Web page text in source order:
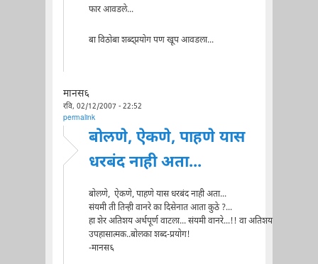
फार आवडले...
बा विठोबा शब्द्प्रयोग पण खूप आवडला...
मानस६
रवि, 02/12/2007 - 22:52
permalink
बोलणे, ऐकणे, पाहणे यास
धरबंद नाही अता...
बोलणे, ऐकणे, पाहणे यास धरबंद नाही अता...
संयमी ती तिन्ही वानरे का दिसेनात आता कुठे ?...
हा शेर अतिशय अर्थपूर्ण वाटला... संयमी वानरे...!! वा अतिशय
उपहासात्मक..बोलका शब्द-प्रयोग!
-मानस६